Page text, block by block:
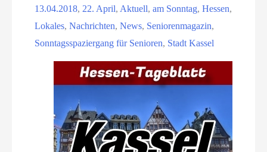
13.04.2018, 22. April, Aktuell,am Sonntag,Hessen,
Lokales,Nachrichten,News, Seniorenmagazin,
Sonntagsspaziergang für Senioren, Stadt Kassel